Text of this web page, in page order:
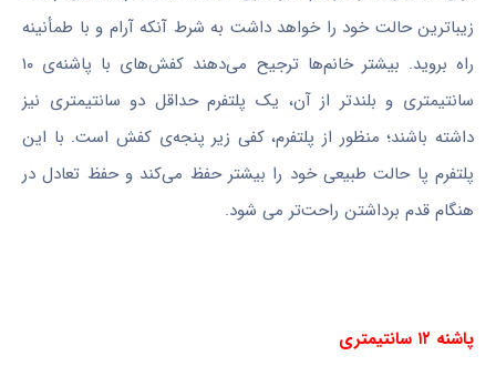
زیباترین حالت خود را خواهد داشت به شرط آنکه آرام و با طمأنینه
راه بروید. بیشتر خانم‌ها ترجیح می‌دهند کفش‌های با پاشنه‌ی ۱۰
سانتیمتری و بلندتر از آن، یک پلتفرم حداقل دو سانتیمتری نیز
داشته باشند؛ منظور از پلتفرم، کفی زیر پنجه‌ی کفش است. با این
پلتفرم پا حالت طبیعی خود را بیشتر حفظ می‌کند و حفظ تعادل در
هنگام قدم برداشتن راحت‌تر می شود.
پاشنه ۱۲ سانتیمتری